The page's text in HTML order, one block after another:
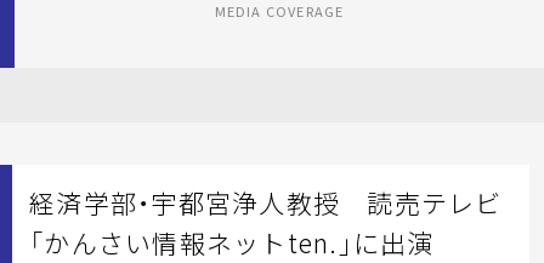
MEDIA COVERAGE
経済学部・宇都宮浄人教授 読売テレビ
「かんさい情報ネットten.」に出演